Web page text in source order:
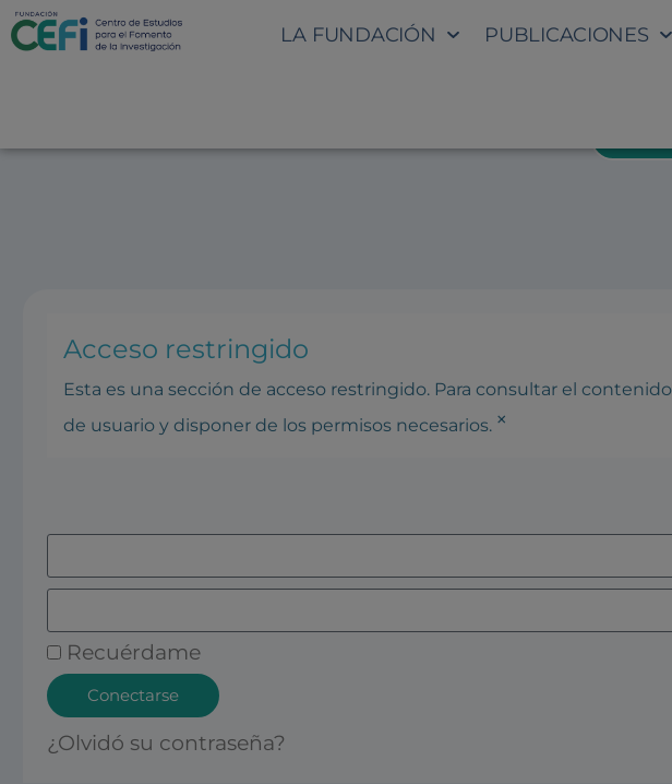
LA FUNDACIÓN PUBLICACIONES
Acceso restringido
Esta es una sección de acceso restringido. Para consultar el
de usuario y disponer de los permisos necesarios. ×
Recuérdame
Conectarse
¿Olvidó su contraseña?